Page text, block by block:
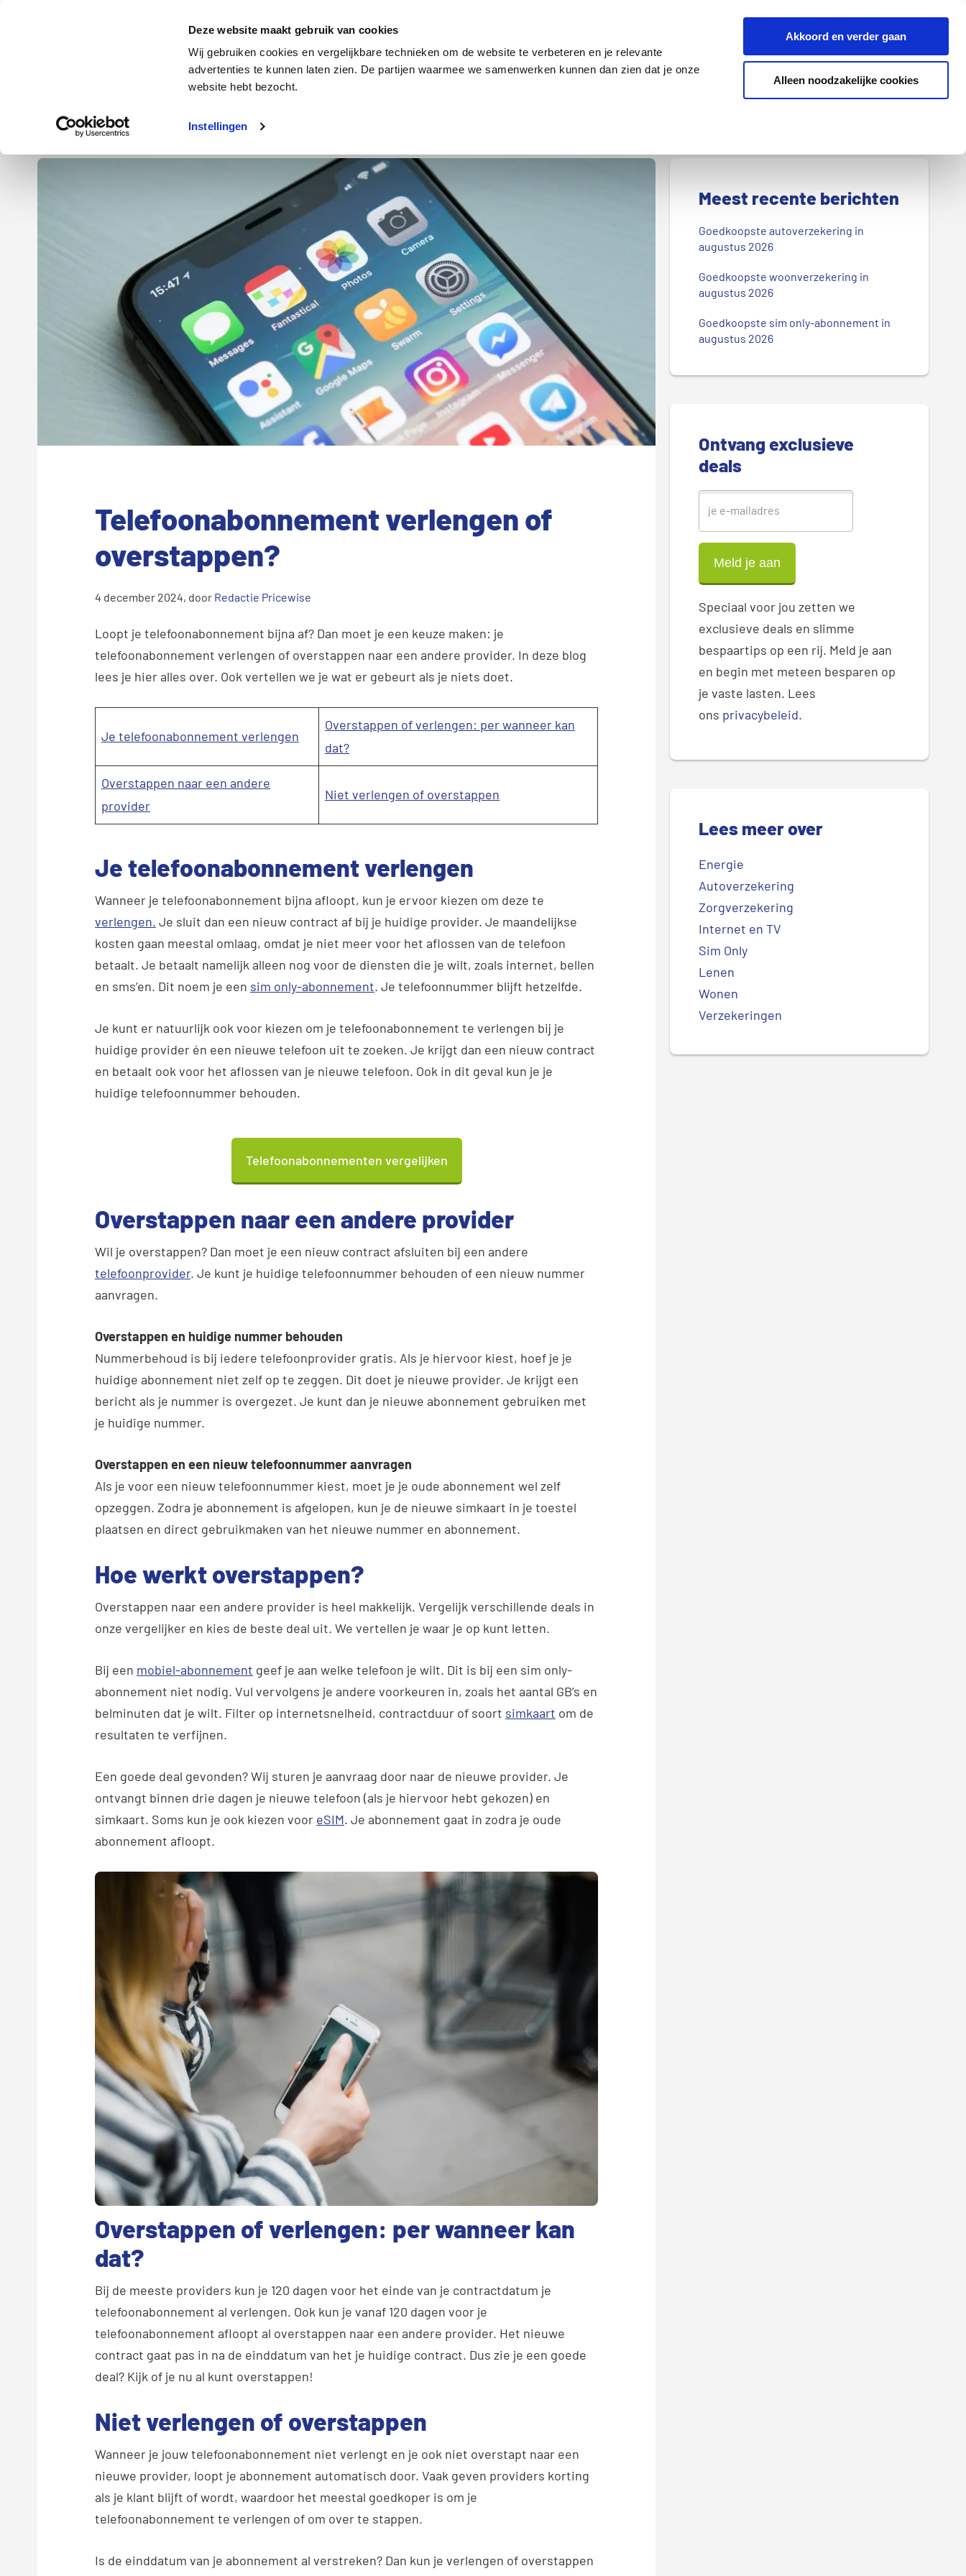
Deze website maakt gebruik van cookies
Wij gebruiken cookies en vergelijkbare technieken om de website te verbeteren en je relevante
advertenties te kunnen laten zien. De partijen waarmee we samenwerken kunnen dan zien dat je onze
website hebt bezocht.
Instellingen
Akkoord en verder gaan
Alleen noodzakelijke cookies
Energie Verzekeringen Internet en tv
Z
e
k
d
n
b
o
g
.
.
Energie Autoverzekering
Telefoonabonnement verlengen of
overstappen?
4 december 2024, door Redactie Pricewise
Loopt je telefoonabonnement bijna af? Dan moet je een keuze maken: je
telefoonabonnement verlengen of overstappen naar een andere provider. In deze blog
lees je hier alles over. Ook vertellen we je wat er gebeurt als je niets doet.
Je telefoonabonnement verlengen
Overstappen of verlengen: per wanneer kan
dat?
Overstappen naar een andere
provider
Niet verlengen of overstappen
Je telefoonabonnement verlengen
Wanneer je telefoonabonnement bijna afloopt, kun je ervoor kiezen om deze te
verlengen. Je sluit dan een nieuw contract af bij je huidige provider. Je maandelijkse
kosten gaan meestal omlaag, omdat je niet meer voor het aflossen van de telefoon
betaalt. Je betaalt namelijk alleen nog voor de diensten die je wilt, zoals internet, bellen
en sms’en. Dit noem je een sim only-abonnement. Je telefoonnummer blijft hetzelfde.
Je kunt er natuurlijk ook voor kiezen om je telefoonabonnement te verlengen bij je
huidige provider én een nieuwe telefoon uit te zoeken. Je krijgt dan een nieuw contract
en betaalt ook voor het aflossen van je nieuwe telefoon. Ook in dit geval kun je je
huidige telefoonnummer behouden.
Telefoonabonnementen vergelijken
Overstappen naar een andere provider
Wil je overstappen? Dan moet je een nieuw contract afsluiten bij een andere
telefoonprovider. Je kunt je huidige telefoonnummer behouden of een nieuw nummer
aanvragen.
Overstappen en huidige nummer behouden
Nummerbehoud is bij iedere telefoonprovider gratis. Als je hiervoor kiest, hoef je je
huidige abonnement niet zelf op te zeggen. Dit doet je nieuwe provider. Je krijgt een
bericht als je nummer is overgezet. Je kunt dan je nieuwe abonnement gebruiken met
je huidige nummer.
Overstappen en een nieuw telefoonnummer aanvragen
Als je voor een nieuw telefoonnummer kiest, moet je je oude abonnement wel zelf
opzeggen. Zodra je abonnement is afgelopen, kun je de nieuwe simkaart in je toestel
plaatsen en direct gebruikmaken van het nieuwe nummer en abonnement.
Hoe werkt overstappen?
Overstappen naar een andere provider is heel makkelijk. Vergelijk verschillende deals in
onze vergelijker en kies de beste deal uit. We vertellen je waar je op kunt letten.
Bij een mobiel-abonnement geef je aan welke telefoon je wilt. Dit is bij een sim only-
abonnement niet nodig. Vul vervolgens je andere voorkeuren in, zoals het aantal GB’s en
belminuten dat je wilt. Filter op internetsnelheid, contractduur of soort simkaart om de
resultaten te verfijnen.
Een goede deal gevonden? Wij sturen je aanvraag door naar de nieuwe provider. Je
ontvangt binnen drie dagen je nieuwe telefoon (als je hiervoor hebt gekozen) en
simkaart. Soms kun je ook kiezen voor eSIM. Je abonnement gaat in zodra je oude
abonnement afloopt.
Overstappen of verlengen: per wanneer kan
dat?
Bij de meeste providers kun je 120 dagen voor het einde van je contractdatum je
telefoonabonnement al verlengen. Ook kun je vanaf 120 dagen voor je
telefoonabonnement afloopt al overstappen naar een andere provider. Het nieuwe
contract gaat pas in na de einddatum van het je huidige contract. Dus zie je een goede
deal? Kijk of je nu al kunt overstappen!
Niet verlengen of overstappen
Wanneer je jouw telefoonabonnement niet verlengt en je ook niet overstapt naar een
nieuwe provider, loopt je abonnement automatisch door. Vaak geven providers korting
als je klant blijft of wordt, waardoor het meestal goedkoper is om je
telefoonabonnement te verlengen of om over te stappen.
Is de einddatum van je abonnement al verstreken? Dan kun je verlengen of overstappen
P
e
Meest recente berichten
Goedkoopste autoverzekering in
augustus 2026
Goedkoopste woonverzekering in
augustus 2026
Goedkoopste sim only-abonnement in
augustus 2026
Ontvang exclusieve
deals
Speciaal voor jou zetten we
exclusieve deals en slimme
bespaartips op een rij. Meld je aan
en begin met meteen besparen op
je vaste lasten. Lees
ons privacybeleid.
Lees meer over
Energie
Autoverzekering
Zorgverzekering
Internet en TV
Sim Only
Lenen
Wonen
Verzekeringen